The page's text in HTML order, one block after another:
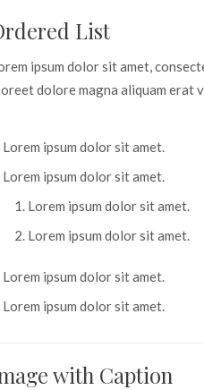
List
ipsum dolor sit amet,
dolore magna aliquam erat
Lorem ipsum dolor sit amet.
Lorem ipsum dolor sit amet.
Lorem ipsum dolor sit amet.
Lorem ipsum dolor sit amet.
Lorem ipsum dolor sit amet.
Lorem ipsum dolor sit amet.
with Caption